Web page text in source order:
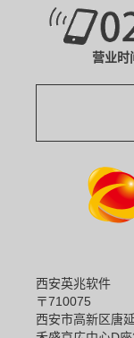
营业时
西安英兆软件
〒710075
西安市高新区唐